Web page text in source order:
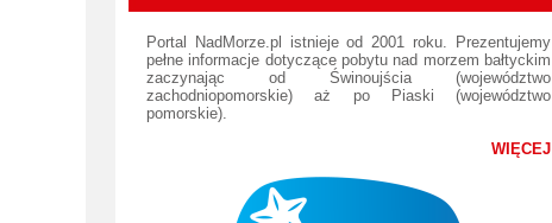
Portal NadMorze.pl istnieje od 2001 roku. Prezentujemy
pełne informacje dotyczące pobytu nad morzem bałtyckim
zaczynając od Świnoujścia (województwo
zachodniopomorskie) aż po Piaski (województwo
pomorskie).
WIĘCEJ